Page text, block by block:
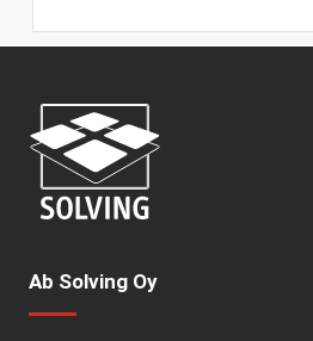
Ab Solving Oy